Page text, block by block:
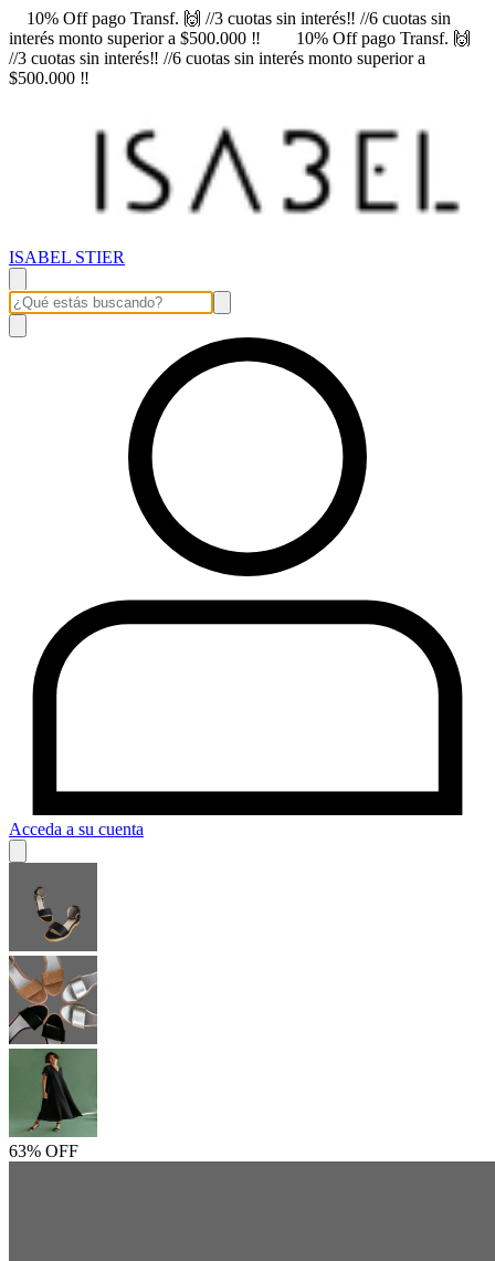
10% Off pago Transf. 🙌 //3 cuotas sin interés‼️ //6 cuotas sin
interés monto superior a $500.000 ‼️
10% Off pago Transf. 🙌
//3 cuotas sin interés‼️ //6 cuotas sin interés monto superior a
$500.000 ‼️
ISABEL STIER
Acceda a su cuenta
63% OFF